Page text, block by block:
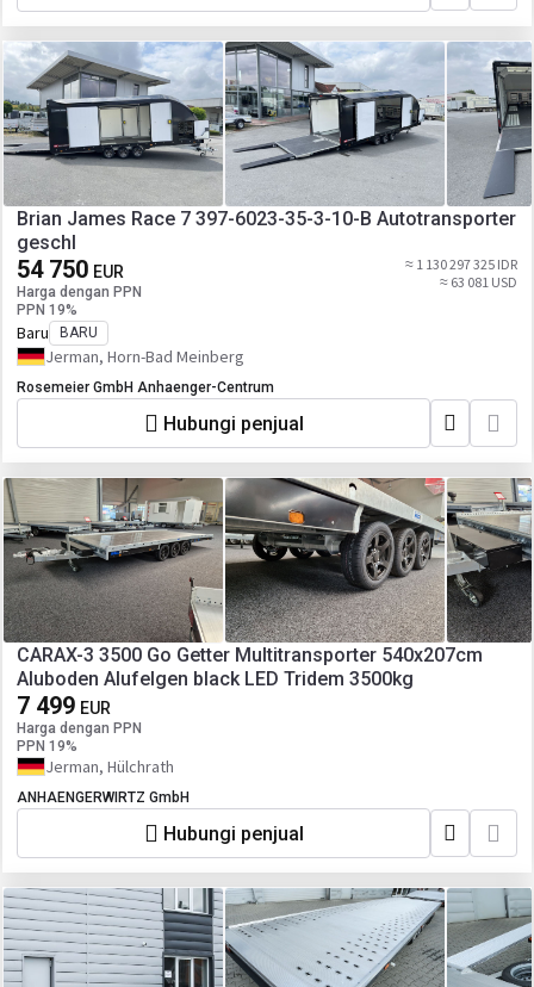
Brian James Race 7 397-6023-35-3-10-B Autotransporter
geschl
54 750 EUR
Harga dengan PPN
PPN 19%
≈ 1 130 297 325 IDR
≈ 63 081 USD
Baru BARU
Jerman, Horn-Bad Meinberg
Rosemeier GmbH Anhaenger-Centrum
Hubungi penjual
CARAX-3 3500 Go Getter Multitransporter 540x207cm
Aluboden Alufelgen black LED Tridem 3500kg
7 499 EUR
Harga dengan PPN
PPN 19%
Jerman, Hülchrath
ANHAENGERWIRTZ GmbH
Hubungi penjual